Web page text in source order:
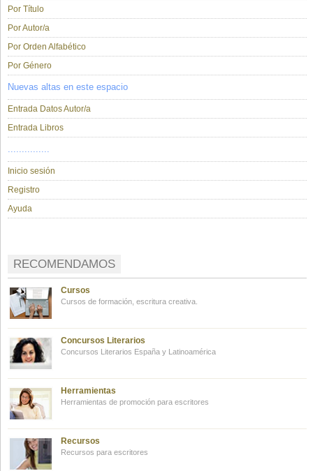
Por Título
Por Autor/a
Por Orden Alfabético
Por Género
Nuevas altas en este espacio
Entrada Datos Autor/a
Entrada Libros
...............
Inicio sesión
Registro
Ayuda
RECOMENDAMOS
Cursos
Cursos de formación, escritura creativa.
Concursos Literarios
Concursos Literarios España y Latinoamérica
Herramientas
Herramientas de promoción para escritores
Recursos
Recursos para escritores